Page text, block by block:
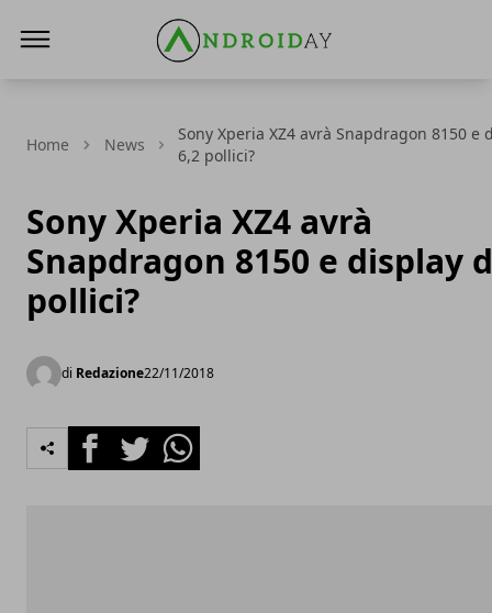
Home News
Sony Xperia XZ4 avrà Snapdragon 8150 e
6,2 pollici?
Sony Xperia XZ4 avrà
Snapdragon 8150 e display
pollici?
di Redazione22/11/2018
FacebookTwitterWhatsapp